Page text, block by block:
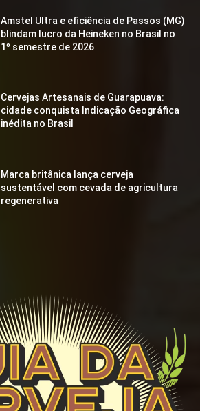
Amstel Ultra e eficiência de Passos (MG)
blindam lucro da Heineken no Brasil no
1º semestre de 2026
Cervejas Artesanais de Guarapuava:
cidade conquista Indicação Geográfica
inédita no Brasil
Marca britânica lança cerveja
sustentável com cevada de agricultura
regenerativa